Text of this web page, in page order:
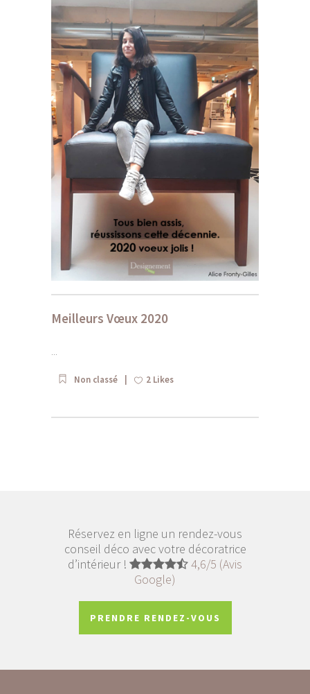
Meilleurs Vœux 2020
Non classé 2 Likes
Réservez en ligne un rendez-vous
conseil déco avec votre décoratrice
d’intérieur !
4,6/5 (Avis
Google)
PRENDRE RENDEZ-VOUS